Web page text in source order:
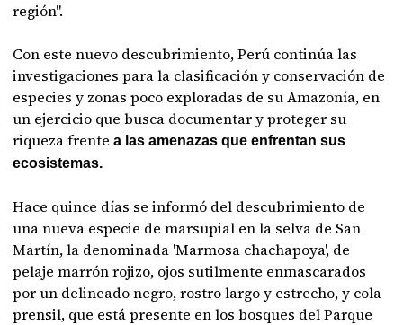
región".
Con este nuevo descubrimiento, Perú continúa las
investigaciones para la clasificación y conservación de
especies y zonas poco exploradas de su Amazonía, en
un ejercicio que busca documentar y proteger su
riqueza frentea las amenazas que enfrentan sus
ecosistemas.
Hace quince días se informó del descubrimiento de
una nueva especie de marsupial en la selva de San
Martín, la denominada 'Marmosa chachapoya', de
pelaje marrón rojizo, ojos sutilmente enmascarados
por un delineado negro, rostro largo y estrecho, y cola
prensil, que está presente en los bosques del Parque